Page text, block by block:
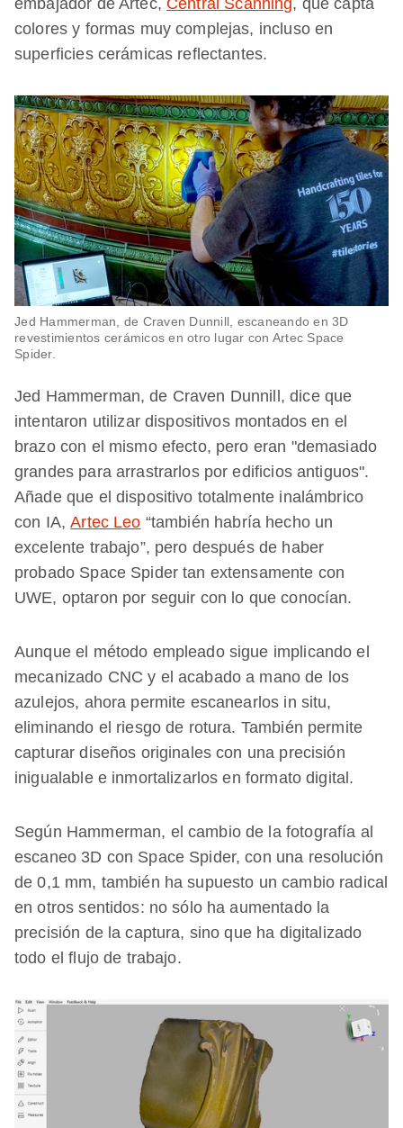
embajador de Artec, Central Scanning, que capta
colores y formas muy complejas, incluso en
superficies cerámicas reflectantes.
Jed Hammerman, de Craven Dunnill, escaneando en 3D
revestimientos cerámicos en otro lugar con Artec Space
Spider.
Jed Hammerman, de Craven Dunnill, dice que
intentaron utilizar dispositivos montados en el
brazo con el mismo efecto, pero eran "demasiado
grandes para arrastrarlos por edificios antiguos".
Añade que el dispositivo totalmente inalámbrico
con IA,Artec Leo “también habría hecho un
excelente trabajo”, pero después de haber
probado Space Spider tan extensamente con
UWE, optaron por seguir con lo que conocían.
Aunque el método empleado sigue implicando el
mecanizado CNC y el acabado a mano de los
azulejos, ahora permite escanearlos in situ,
eliminando el riesgo de rotura. También permite
capturar diseños originales con una precisión
inigualable e inmortalizarlos en formato digital.
Según Hammerman, el cambio de la fotografía al
escaneo 3D con Space Spider, con una resolución
de 0,1 mm, también ha supuesto un cambio radical
en otros sentidos: no sólo ha aumentado la
precisión de la captura, sino que ha digitalizado
todo el flujo de trabajo.